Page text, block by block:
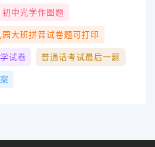
初中光学作图题
园大班拼音试卷题可打印
试卷 普通话考试最后一题